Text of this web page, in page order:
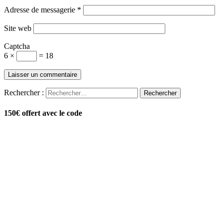
Adresse de messagerie *
Site web
Captcha
6 ×
= 18
Rechercher :
150€ offert avec le code